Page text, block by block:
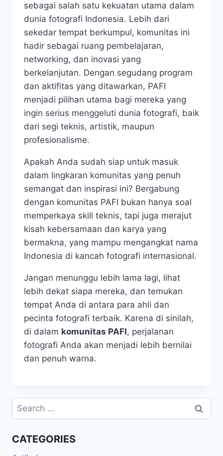
sebagai salah satu kekuatan utama dalam
dunia fotografi Indonesia. Lebih dari
sekedar tempat berkumpul, komunitas ini
hadir sebagai ruang pembelajaran,
networking, dan inovasi yang
berkelanjutan. Dengan segudang program
dan aktifitas yang ditawarkan, PAFI
menjadi pilihan utama bagi mereka yang
ingin serius menggeluti dunia fotografi, baik
dari segi teknis, artistik, maupun
profesionalisme.
Apakah Anda sudah siap untuk masuk
dalam lingkaran komunitas yang penuh
semangat dan inspirasi ini? Bergabung
dengan komunitas PAFI bukan hanya soal
memperkaya skill teknis, tapi juga merajut
kisah kebersamaan dan karya yang
bermakna, yang mampu mengangkat nama
Indonesia di kancah fotografi internasional.
Jangan menunggu lebih lama lagi, lihat
lebih dekat siapa mereka, dan temukan
tempat Anda di antara para ahli dan
pecinta fotografi terbaik. Karena di sinilah,
di dalam komunitas PAFI, perjalanan
fotografi Anda akan menjadi lebih bernilai
dan penuh warna.
Search
for:
CATEGORIES